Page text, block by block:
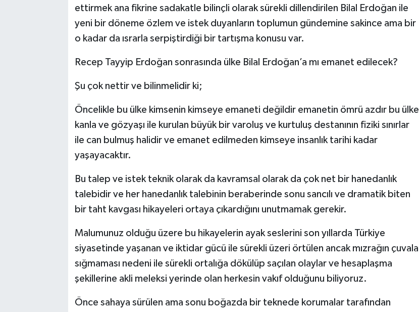
ettirmek ana fikrine sadakatle bilinçli olarak sürekli dillendirilen Bilal Erdoğan ile
yeni bir döneme özlem ve istek duyanların toplumun gündemine sakince ama bir
o kadar da ısrarla serpiştirdiği bir tartışma konusu var.
Recep Tayyip Erdoğan sonrasında ülke Bilal Erdoğan’a mı emanet edilecek?
Şu çok nettir ve bilinmelidir ki;
Öncelikle bu ülke kimsenin kimseye emaneti değildir emanetin ömrü azdır bu ülke
kanla ve gözyaşı ile kurulan büyük bir varoluş ve kurtuluş destanının fiziki sınırlar
ile can bulmuş halidir ve emanet edilmeden kimseye insanlık tarihi kadar
yaşayacaktır.
Bu talep ve istek teknik olarak da kavramsal olarak da çok net bir hanedanlık
talebidir ve her hanedanlık talebinin beraberinde sonu sancılı ve dramatik biten
bir taht kavgası hikayeleri ortaya çıkardığını unutmamak gerekir.
Malumunuz olduğu üzere bu hikayelerin ayak seslerini son yıllarda Türkiye
siyasetinde yaşanan ve iktidar gücü ile sürekli üzeri örtülen ancak mızrağın çuvala
sığmaması nedeni ile sürekli ortalığa dökülüp saçılan olaylar ve hesaplaşma
şekillerine akli meleksi yerinde olan herkesin vakıf olduğunu biliyoruz.
Önce sahaya sürülen ama sonu boğazda bir teknede korumalar tarafından